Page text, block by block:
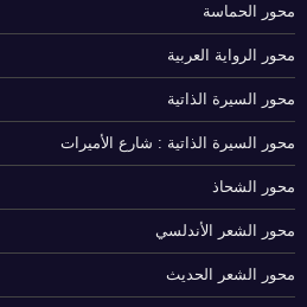
محور الحماسة
محور الرواية العربية
محور السيرة الذاتية
محور السيرة الذاتية : شارع الأميرات
محور الشحاذ
محور الشعر الأندلسي
محور الشعر الحديث